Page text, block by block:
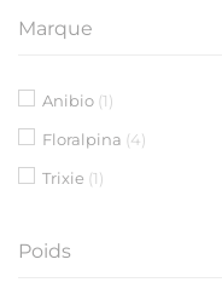
Marque
Anibio (1)
Floralpina (4)
Trixie (1)
Poids